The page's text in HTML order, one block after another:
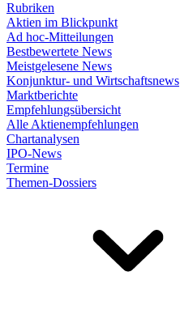
Rubriken
Aktien im Blickpunkt
Ad hoc-Mitteilungen
Bestbewertete News
Meistgelesene News
Konjunktur- und Wirtschaftsnews
Marktberichte
Empfehlungsübersicht
Alle Aktienempfehlungen
Chartanalysen
IPO-News
Termine
Themen-Dossiers